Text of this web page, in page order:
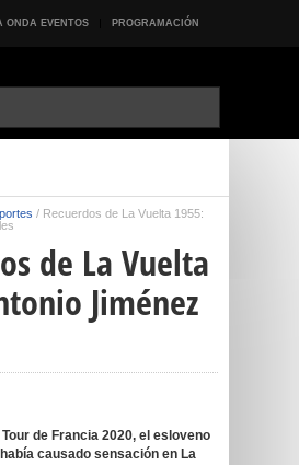
ONDA EVENTOS PROGRAMACIÓN
/ Recuerdos de La Vuelta 1955:
de La Vuelta
Jiménez
de Francia 2020, el esloveno
causado sensación en La